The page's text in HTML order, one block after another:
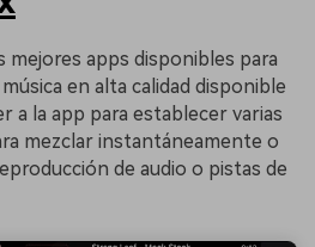
mejores apps disponibles para
en alta calidad disponible
a la app para establecer varias
mezclar instantáneamente o
de audio o pistas de